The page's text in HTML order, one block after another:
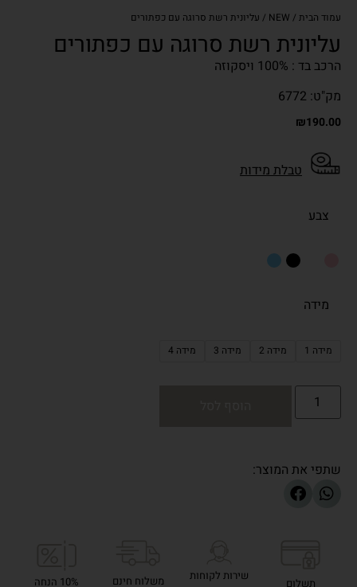
עמוד הבית /
NEW / עליונית רשת סרוגה עם כפתורים
עליונית רשת סרוגה עם כפתורים
הרכב בד : 100% ויסקוזה
מק"ט: 6772
₪190.00
טבלת מידות
צבע
מידה
מידה 1 מידה 2 מידה 3 מידה 4
שתפי את המוצר:
תשלום
שירות לקוחות משלוח חינם 10% הנחה